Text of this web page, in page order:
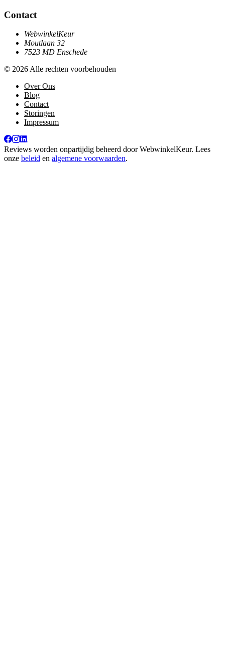
Contact
WebwinkelKeur
Moutlaan 32
7523 MD Enschede
© 2026 Alle rechten voorbehouden
Over Ons
Blog
Contact
Storingen
Impressum
Reviews worden onpartijdig beheerd doorWebwinkelKeur. Lees
onze beleid en algemene voorwaarden.